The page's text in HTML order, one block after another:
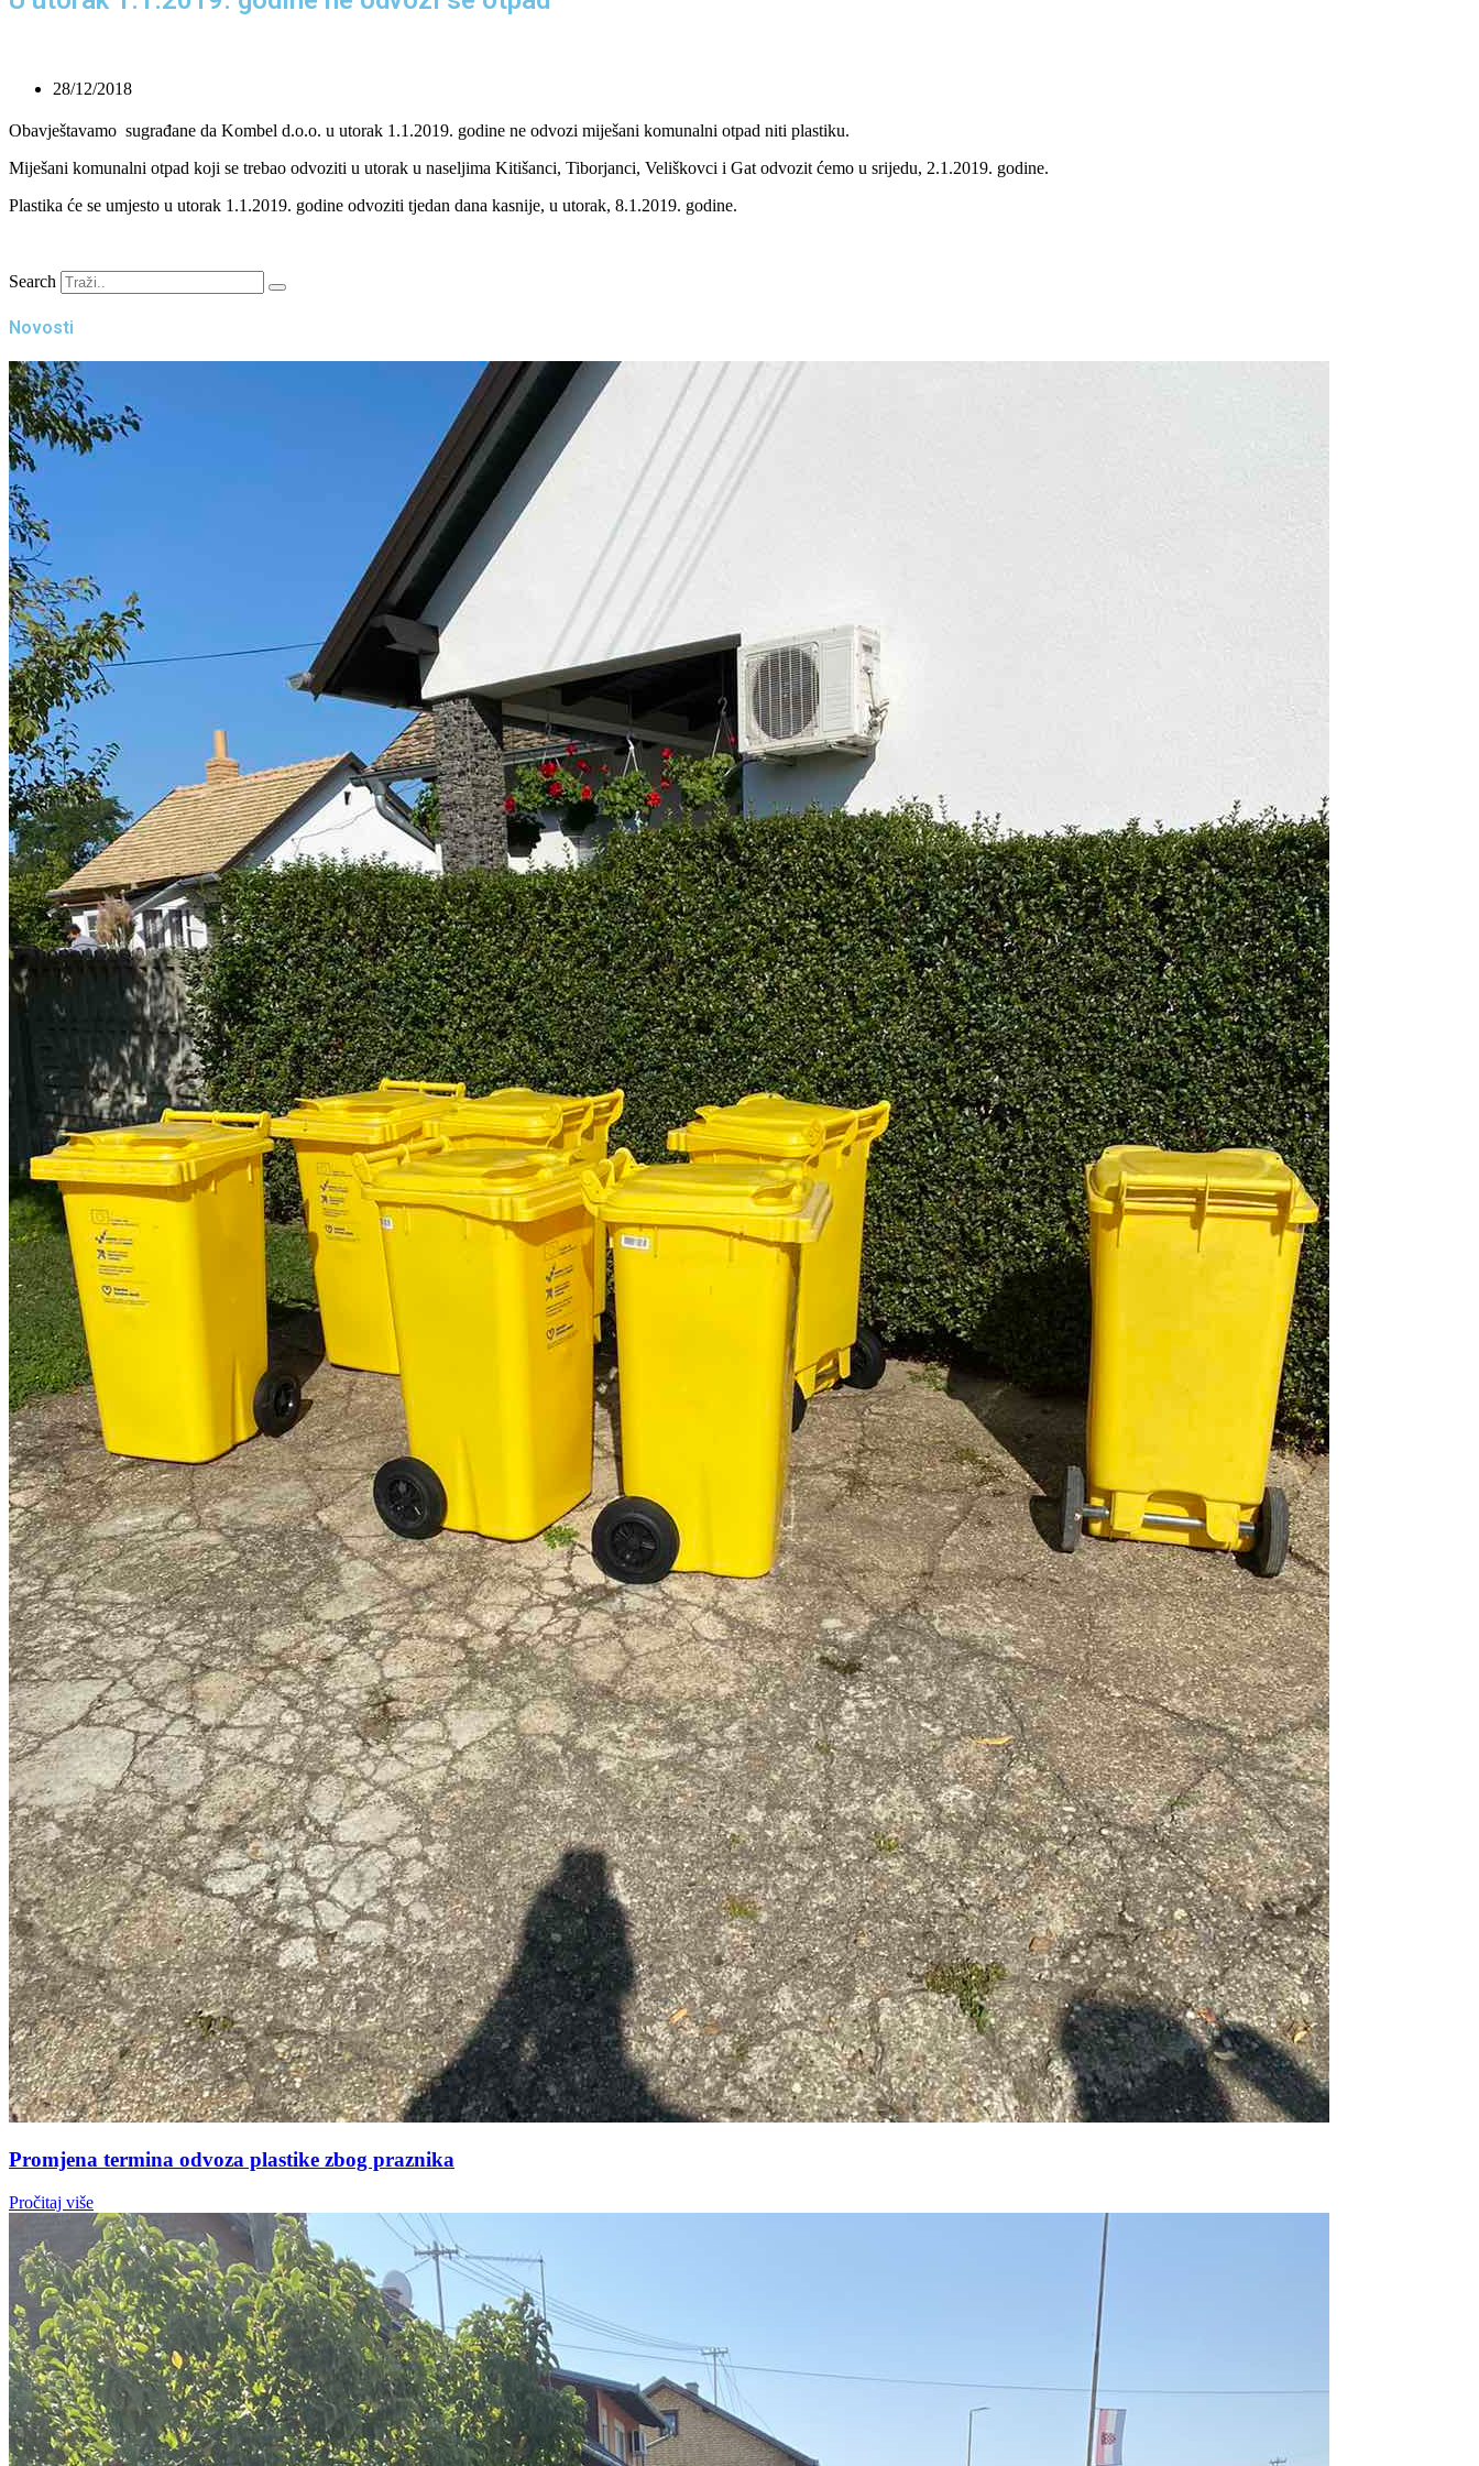
28/12/2018
Obavještavamo sugrađane da Kombel d.o.o. u utorak 1.1.2019. godine ne odvozi miješani komunalni otpad niti plastiku.
Miješani komunalni otpad koji se trebao odvoziti u utorak u naseljima Kitišanci, Tiborjanci, Veliškovci i Gat odvozit ćemo u srijedu, 2.1.2019. godine.
Plastika će se umjesto u utorak 1.1.2019. godine odvoziti tjedan dana kasnije, u utorak, 8.1.2019. godine.
Search
Novosti
Promjena termina odvoza plastike zbog praznika
Pročitaj više